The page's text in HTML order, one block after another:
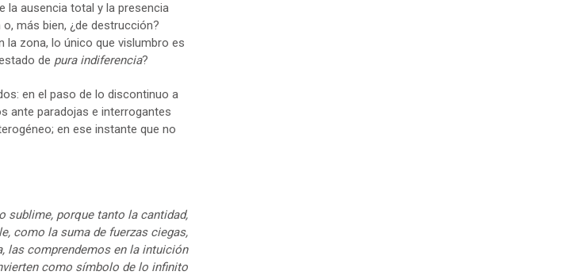
la ausencia total y la presencia
más bien, ¿de destrucción?
la zona, lo único que vislumbro es
de pura indiferencia?
en el paso de lo discontinuo a
ante paradojas e interrogantes
en ese instante que no
sublime, porque tanto la cantidad,
como la suma de fuerzas ciegas,
las comprendemos en la intuición
como símbolo de lo infinito